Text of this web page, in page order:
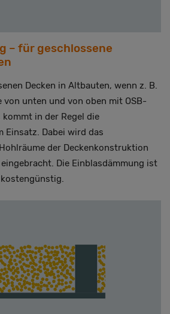
– für geschlossene
Decken in Altbauten, wenn z. B.
von unten und von oben mit OSB-
in der Regel die
Einsatz. Dabei wird das
der Deckenkonstruktion
Die Einblasdämmung ist